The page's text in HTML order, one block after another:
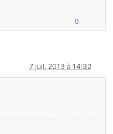
0
7 juil. 2013 à 14:32